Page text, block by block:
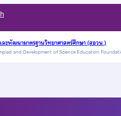
ะพัฒนามาตรฐานวิทยาศาสตร์ศึกษา (สอวน.)
and Development of Science Education